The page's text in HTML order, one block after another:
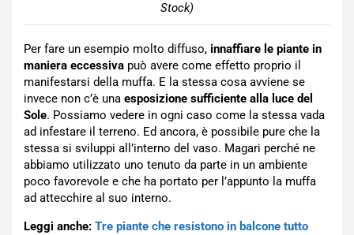
Stock)
Per fare un esempio molto diffuso, innaffiare le piante in
maniera eccessiva può avere come effetto proprio il
manifestarsi della muffa. E la stessa cosa avviene se
invece non c’è una esposizione sufficiente alla luce del
Sole. Possiamo vedere in ogni caso come la stessa vada
ad infestare il terreno. Ed ancora, è possibile pure che la
stessa si sviluppi all’interno del vaso. Magari perché ne
abbiamo utilizzato uno tenuto da parte in un ambiente
poco favorevole e che ha portato per l’appunto la muffa
ad attecchire al suo interno.
Leggi anche: Tre piante che resistono in balcone tutto